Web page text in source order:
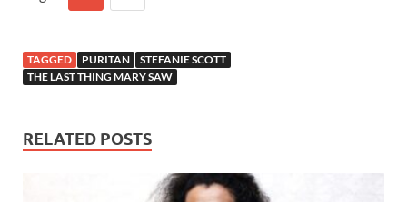
TAGGED PURITAN
STEFANIE SCOTT
THE LAST THING MARY SAW
RELATED POSTS